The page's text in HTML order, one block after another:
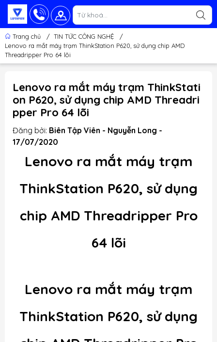
Trang chủ / TIN TỨC CÔNG NGHỆ
/
Lenovo ra mắt máy trạm ThinkStation P620, sử dụng chip AMD
Threadripper Pro 64 lõi
Lenovo ra mắt máy trạm ThinkStati
on P620, sử dụng chip AMD Threadri
pper Pro 64 lõi
Đăng bởi: Biên Tập Viên - Nguyễn Long -
17/07/2020
Lenovo ra mắt máy trạm
ThinkStation P620, sử dụng
chip AMD Threadripper Pro
64 lõi
Lenovo ra mắt máy trạm
ThinkStation P620, sử dụng